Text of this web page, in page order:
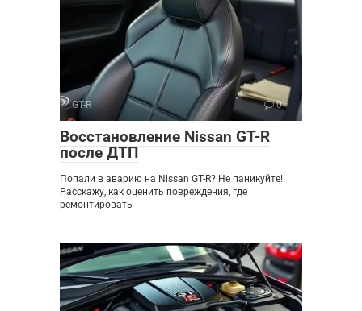
GT-R 0
Восстановление Nissan GT-R
после ДТП
Попали в аварию на Nissan GT-R? Не паникуйте!
Расскажу, как оценить повреждения, где
ремонтировать